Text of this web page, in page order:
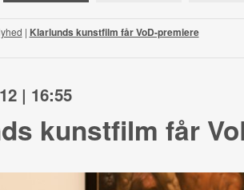
| Klarlunds kunstfilm får VoD-premiere
| 16:55
kunstfilm får